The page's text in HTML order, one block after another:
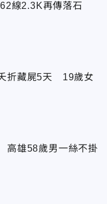
62線2.3K再傳落石
折藏屍5天 19歲女
雄58歲男一絲不掛